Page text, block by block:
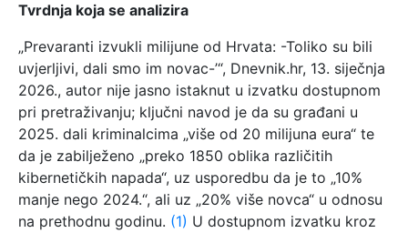
Tvrdnja koja se analizira
„Prevaranti izvukli milijune od Hrvata: -Toliko su bili
uvjerljivi, dali smo im novac-’“, Dnevnik.hr, 13. siječnja
2026., autor nije jasno istaknut u izvatku dostupnom
pri pretraživanju; ključni navod je da su građani u
2025. dali kriminalcima „više od 20 milijuna eura“ te
da je zabilježeno „preko 1850 oblika različitih
kibernetičkih napada“, uz usporedbu da je to „10%
manje nego 2024.“, ali uz „20% više novca“ u odnosu
na prethodnu godinu. (1) U dostupnom izvatku kroz